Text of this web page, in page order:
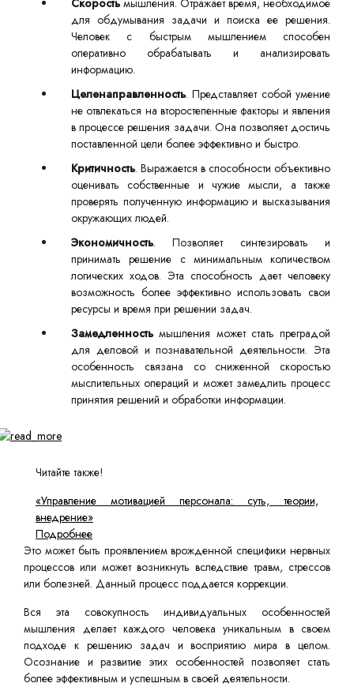
Скорость мышления. Отражает время, необходимое
для обдумывания задачи и поиска ее решения.
Человек с быстрым мышлением способен
оперативно обрабатывать и анализировать
информацию.
Целенаправленность. Представляет собой умение
не отвлекаться на второстепенные факторы и явления
в процессе решения задачи. Она позволяет достичь
поставленной цели более эффективно и быстро.
Критичность. Выражается в способности объективно
оценивать собственные и чужие мысли, а также
проверять полученную информацию и высказывания
окружающих людей.
Экономичность. Позволяет синтезировать и
принимать решение с минимальным количеством
логических ходов. Эта способность дает человеку
возможность более эффективно использовать свои
ресурсы и время при решении задач.
Замедленностьмышления может стать преградой
для деловой и познавательной деятельности. Эта
особенность связана со сниженной скоростью
мыслительных операций и может замедлить процесс
принятия решений и обработки информации.
Читайте также!
«Управление мотивацией персонала: суть, теории,
внедрение»
Подробнее
Это может быть проявлением врожденной специфики нервных
процессов или может возникнуть вследствие травм, стрессов
или болезней. Данный процесс поддается коррекции.
Вся эта совокупность индивидуальных особенностей
мышления делает каждого человека уникальным в своем
подходе к решению задач и восприятию мира в целом.
Осознание и развитие этих особенностей позволяет стать
более эффективным и успешным в своей деятельности.